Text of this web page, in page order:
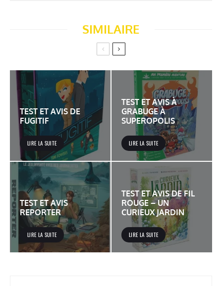
SIMILAIRE
TEST ET AVIS DE
FUGITIF
LIRE LA SUITE
TEST ET AVIS À
GRABUGE À
SUPEROPOLIS
LIRE LA SUITE
TEST ET AVIS
REPORTER
LIRE LA SUITE
TEST ET AVIS DE FIL
ROUGE – UN
CURIEUX JARDIN
LIRE LA SUITE